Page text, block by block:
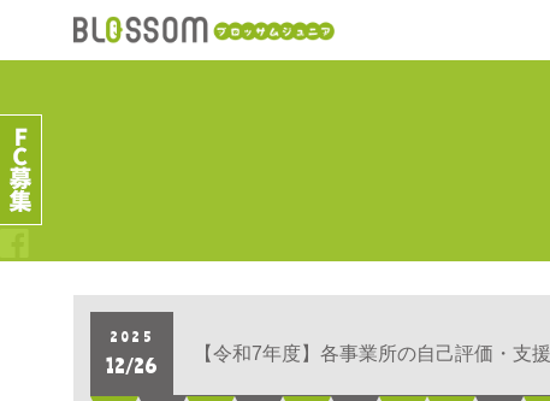
2025
12/26
【令和7年度】各事業所の自己評価・支